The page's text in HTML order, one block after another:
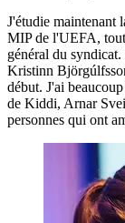
J'étudie maintenant
MIP de l'UEFA,
général du
Kristinn
début. J'ai
de Kiddi, Arnar
personnes qui ont